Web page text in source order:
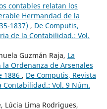
contables relatan los
Hermandad de la
1837) , De Computis,
de la Contabilidad.: Vol.
Guzmán Raja, La
Ordenanza de Arsenales
1886 , De Computis, Revista
Contabilidad.: Vol. 9 Núm.
Lúcia Lima Rodrigues,